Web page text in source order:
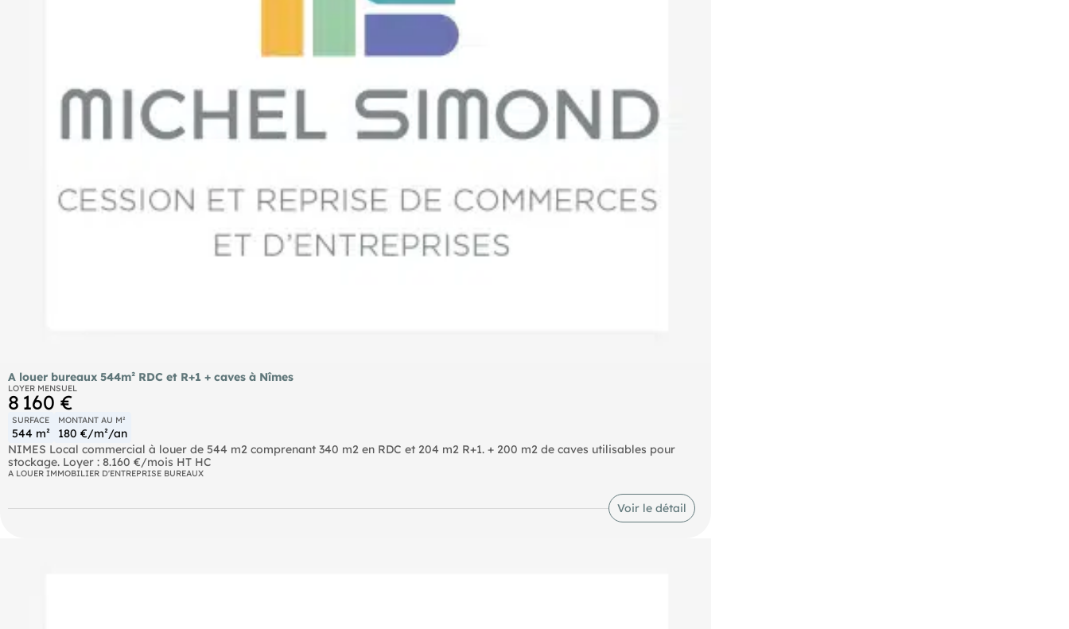
A louer bureaux 544m² RDC et R+1 + caves à Nîmes
LOYER MENSUEL
8 160 €
SURFACE
544 m²
MONTANT AU M²
180 €/m²/an
NIMES Local commercial à louer de 544 m2 comprenant 340 m2 en RDC et 204 m2 R+1. + 200 m2 de caves utilisables pour
stockage. Loyer : 8.160 €/mois HT HC
A LOUER IMMOBILIER D'ENTREPRISE BUREAUX
Voir le détail